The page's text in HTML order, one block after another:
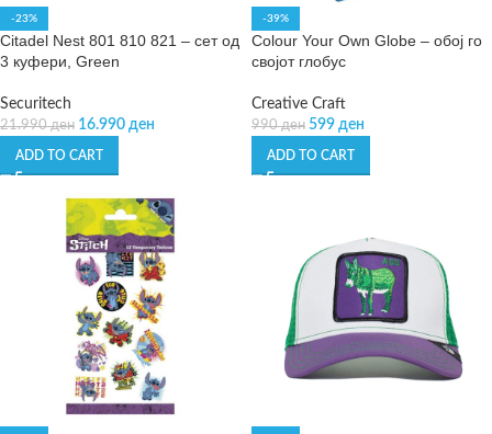
-23%
Citadel Nest 801 810 821 – сет од
3 куфери, Green
Securitech
21.990ден 16.990 ден
ADD TO CART
-39%
Colour Your Own Globe – обој го
својот глобус
Creative Craft
990ден 599 ден
ADD TO CART